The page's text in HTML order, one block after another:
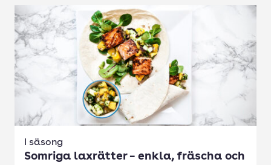
I säsong
Somriga laxrätter – enkla, fräscha och